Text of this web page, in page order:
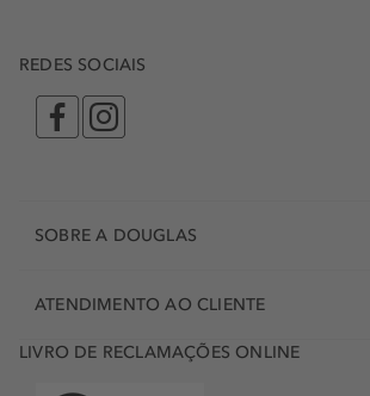
REDES SOCIAIS
SOBRE A DOUGLAS
ATENDIMENTO AO CLIENTE
LIVRO DE RECLAMAÇÕES ONLINE